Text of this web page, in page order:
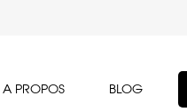
A PROPOS BLOG